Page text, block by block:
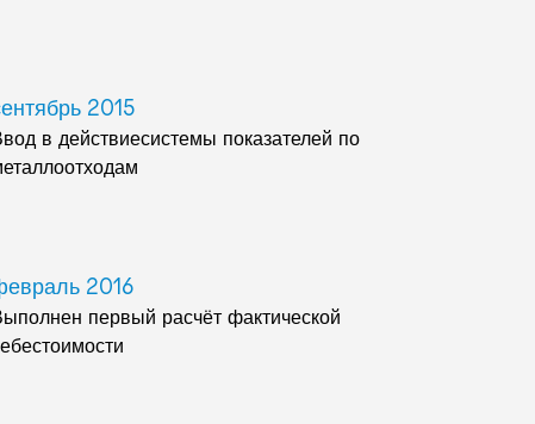
2015
в действиесистемы показателей по
2016
первый расчёт фактической